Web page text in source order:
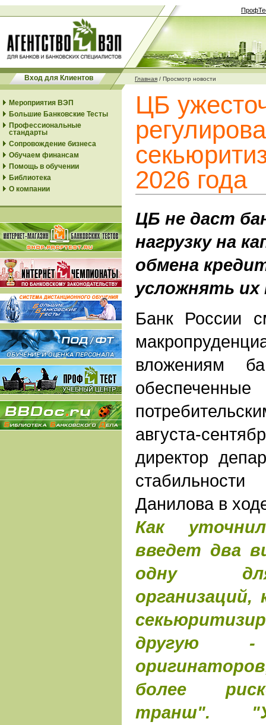
Вход для Клиентов Главная / Просмотр новости
Мероприятия ВЭП
Большие Банковские Тесты
Профессиональные
стандарты
Сопровождение бизнеса
Обучаем финансам
Помощь в обучении
Библиотека
О компании
ЦБ
2026 года
ЦБ не даст
нагрузку на
обмена
усложнять их
Банк России
вложениям
августа-
директор
Данилова в
Как
введет два
одну
другую
более
транш".